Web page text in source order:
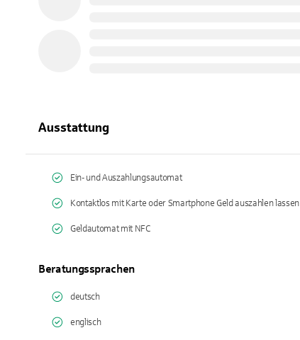
Ausstattung
Ein- und Auszahlungsautomat
Kontaktlos mit Karte oder Smartphone Geld auszahlen lassen
Geldautomat mit NFC
Beratungssprachen
deutsch
englisch